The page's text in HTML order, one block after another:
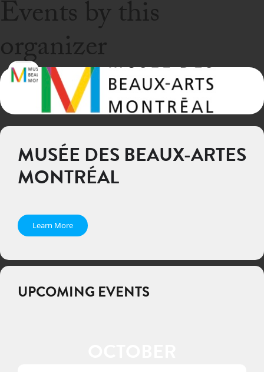
Events by this
organizer
MUSÉE DES BEAUX-ARTES
MONTRÉAL
Learn More
UPCOMING EVENTS